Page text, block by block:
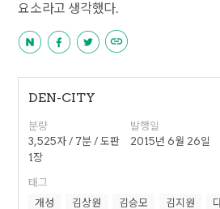
요소라고 생각했다.
DEN-CITY
분량
3,525자 / 7분 / 도판
1장
발행일
2015년 6월 26일
태그
개성
김상원 김승모 김지원